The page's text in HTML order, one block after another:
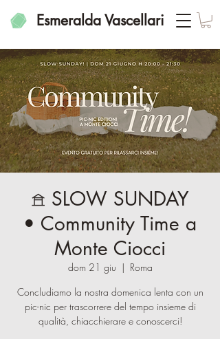
Esmeralda Vascellari
𖠿 SLOW SUNDAY
• Community Time a
Monte Ciocci
dom 21 giu
  |
Roma
Concludiamo la nostra domenica lenta con un
pic-nic per trascorrere del tempo insieme di
qualità, chiacchierare e conoscerci!